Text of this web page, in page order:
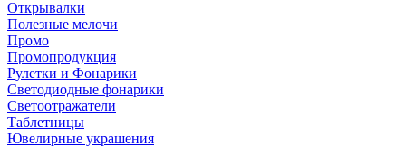
Открывалки
Полезные мелочи
Промо
Промопродукция
Рулетки и Фонарики
Светодиодные фонарики
Светоотражатели
Таблетницы
Ювелирные украшения